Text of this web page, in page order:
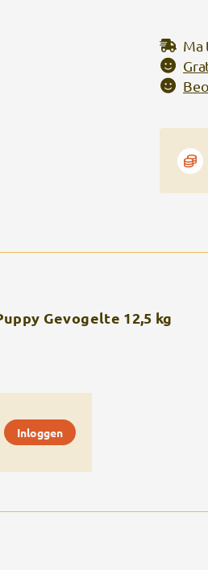
Ma
Gevogelte 12,5 kg
Inloggen